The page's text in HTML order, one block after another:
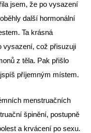
jsem, že po vysazení
další hormonální
Ta krásná
vysazení, což přisuzuji
z těla. Pak přišlo
příjemným místem.
menstruačních
špinění, postupně
a krvácení po sexu.